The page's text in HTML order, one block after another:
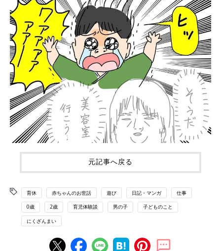
元記事へ戻る
育休 赤ちゃんのお世話 遊び 日記・マンガ 仕事
0歳 2歳 育児体験談 男の子 子どものこと
にくざんまい